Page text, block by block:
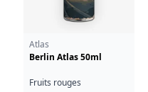
Atlas
Berlin Atlas 50ml
Fruits rouges